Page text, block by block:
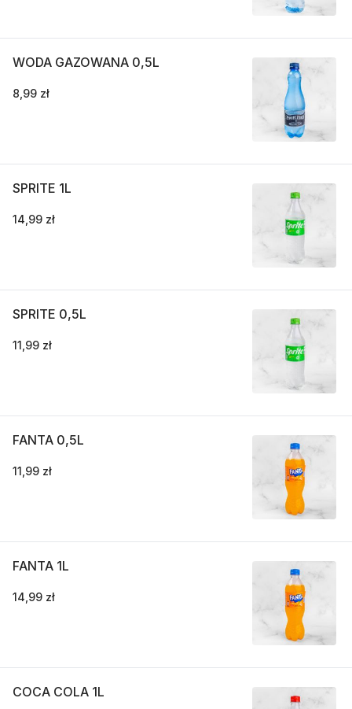
WODA GAZOWANA 0,5L
8,99 zł
SPRITE 1L
14,99 zł
SPRITE 0,5L
11,99 zł
FANTA 0,5L
11,99 zł
FANTA 1L
14,99 zł
COCA COLA 1L